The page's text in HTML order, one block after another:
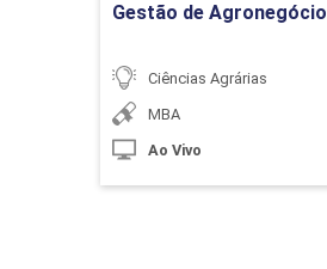
10h
Gestão de Agronegócio
Ciências Agrárias
MBA
Ao Vivo